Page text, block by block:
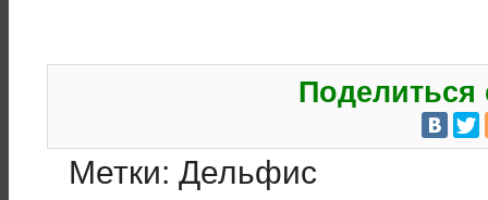
Поделиться
Метки: Дельфис